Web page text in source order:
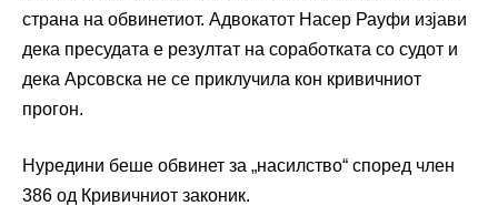
страна на обвинетиот. Адвокатот Насер Рауфи изјави
дека пресудата е резултат на соработката со судот и
дека Арсовска не се приклучила кон кривичниот
прогон.
Нуредини беше обвинет за „насилство“ според член
386 од Кривичниот законик.